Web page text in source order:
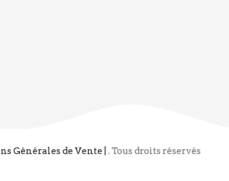
Générales de Vente | . Tous droits réservés